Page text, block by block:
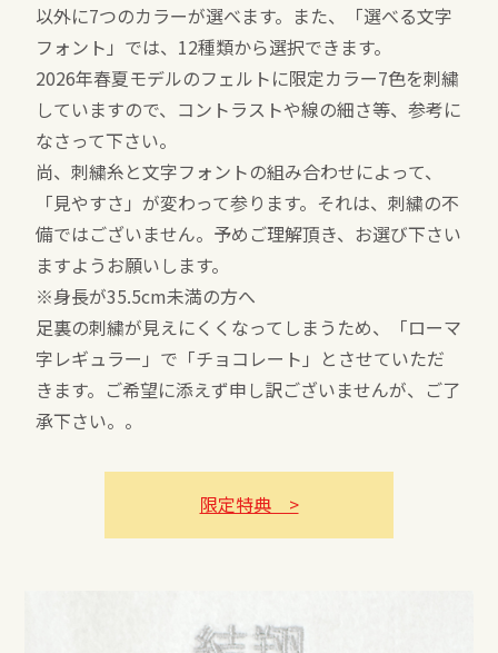
以外に7つのカラーが選べます。また、「選べる文字
フォント」では、12種類から選択できます。
2026年春夏モデルのフェルトに限定カラー7色を刺繍
していますので、コントラストや線の細さ等、参考に
なさって下さい。
尚、刺繍糸と文字フォントの組み合わせによって、
「見やすさ」が変わって参ります。それは、刺繍の不
備ではございません。予めご理解頂き、お選び下さい
ますようお願いします。
※身長が35.5cm未満の方へ
足裏の刺繍が見えにくくなってしまうため、「ローマ
字レギュラー」で「チョコレート」とさせていただ
きます。ご希望に添えず申し訳ございませんが、ご了
承下さい。。
限定特典 >